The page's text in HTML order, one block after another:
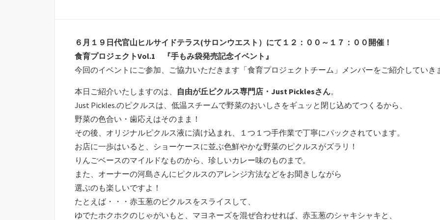
６月１９日代官山ヒルサイドテラス(サロンウエスト）にて１２：００～１７：００開催！
食育プロジェクトVol.1 『手もみ袋発売記念イベント』
今回のイベントにご参加、ご協力いただきます「食育プロジェクトチーム」メンバーをご紹介していき
本日ご紹介いたしますのは、 自由が丘ピクルス専門店・Just Picklesさん。
Just Pickles.のピクルスは、低温スチームで野菜のおいしさをギュッと閉じ込めてつくるから、
野菜の色合い・歯応えはそのまま！
その後、オリジナルピクルス液に漬け込まれ、１つ１つ手作業で丁寧にパックされています。
お店に一歩はいると、ショーケースに並ぶ色鮮やかな野菜のピクルスがズラリ！
りんごベースのマイルドなものから、珍しいカレー味のものまで。
また、オーナーの河島さんにピクルスのアレンジ方法などをお聞きしながら
選ぶのも楽しいですよ！
たとえば・・・赤玉葱のピクルスをスライスして、
ゆでたホクホクのじゃがいもと、マヨネーズを混ぜ合わせれば、赤玉葱のシャキシャキと、